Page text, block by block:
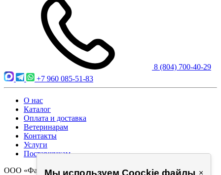
8 (804) 700-40-29
+7 960 085-51-83
О нас
Каталог
Оплата и доставка
Ветеринарам
Контакты
Услуги
Поставщикам
ООО «ФармВетЦентр», 2021 © Все права защищены
Мы используем Coockie файлы ×